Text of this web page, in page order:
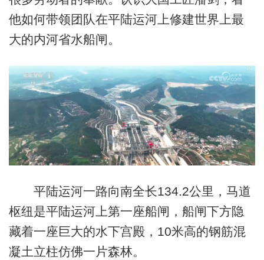
他如何带领团队在平陆运河上修建世界上最
大的内河省水船闸。
平陆运河一路向南全长134.2公里，马道
枢纽是平陆运河上第一座船闸，船闸下方隐
藏着一座巨大的水下宫殿，10米高的钢筋混
凝土立柱仿佛一片森林。